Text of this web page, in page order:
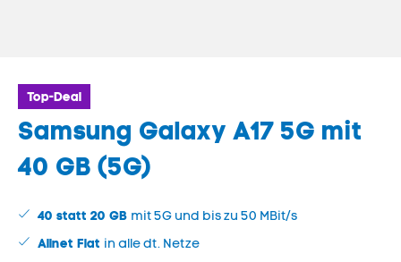
Top-Deal
Samsung Galaxy A17 5G mit
40 GB (5G)
40 statt 20 GB mit 5G und bis zu 50 MBit/s
Allnet Flat in alle dt. Netze